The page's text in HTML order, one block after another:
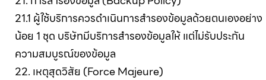
21.1 ผู้ใช้บริการควรดำเนินการสำรองข้อมูลด้วยตนเองอย่าง
น้อย 1 ชุด บริษัทมีบริการสำรองข้อมูลให้ แต่ไม่รับประกัน
ความสมบูรณ์ของข้อมูล
22. เหตุสุดวิสัย (Force Majeure)